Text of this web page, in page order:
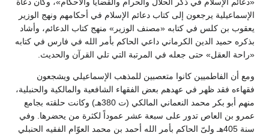
الإسماعيلية يرجعون إلى كتاب دعائم الإسلام في أحكامهم ونهج الوزير
يعقوب بن كلس في كتابه «مصنف الوزير» منهج كتاب الدعائم، وأشاد
بذكره حميد الدين الكرماني داعي الحاكم بأمر الله في فارس في كتابه
«راحة العقل» حتى جعله في المرتبة التي تلي القرآن والحديث.
ومع أن الفاطميين كانوا متعصبين للمذهب الإسماعيلي ويشجعون
فقهاءه فقد ظهر في عهدهم بعض الفقهاء الشافعية والمالكية والحنبلية،
منهم أبو بكر محمد النعماني المالكي (ت 380هـ) وكانت حلقته بجامع
عمرو بن العاص تدور على سبعة عشر عموداً لكثرة من يحضرها. وفي
سنة 405هـ ولىّ الحاكم بأمر الله أحمد بن محمد العوّام الفقيه الحنبلي